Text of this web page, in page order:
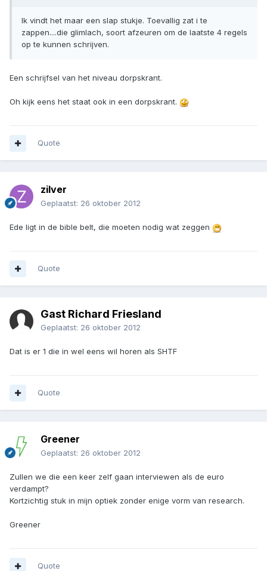
Ik vindt het maar een slap stukje. Toevallig zat i te
zappen....die glimlach, soort afzeuren om de laatste 4 regels
op te kunnen schrijven.
Een schrijfsel van het niveau dorpskrant.
Oh kijk eens het staat ook in een dorpskrant.
Quote
zilver
Geplaatst: 26 oktober 2012
Ede ligt in de bible belt, die moeten nodig wat zeggen
Quote
Gast Richard Friesland
Geplaatst: 26 oktober 2012
Dat is er 1 die in wel eens wil horen als SHTF
Quote
Greener
Geplaatst: 26 oktober 2012
Zullen we die een keer zelf gaan interviewen als de euro
verdampt?
Kortzichtig stuk in mijn optiek zonder enige vorm van research.
Greener
Quote